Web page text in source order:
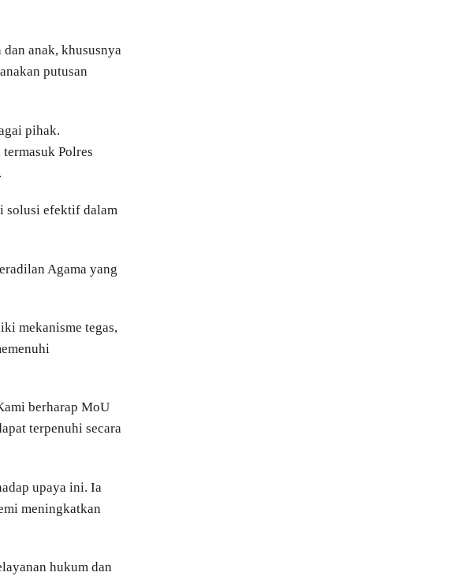
anak, khususnya
putusan
pihak.
Polres
solusi efektif dalam
Agama yang
mekanisme tegas,
berharap MoU
terpenuhi secara
upaya ini. Ia
meningkatkan
hukum dan